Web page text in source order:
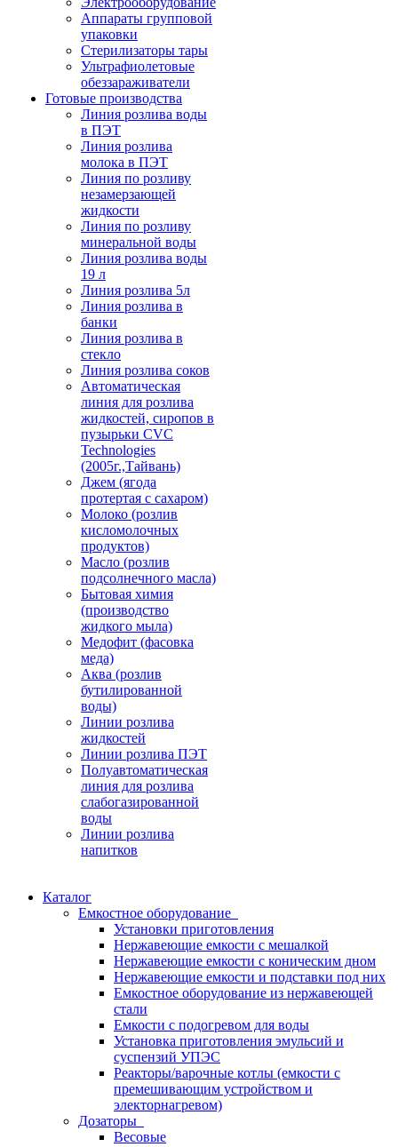
Аппараты групповой
упаковки
Стерилизаторы тары
Ультрафиолетовые
обеззараживатели
Готовые производства
Линия розлива воды
в ПЭТ
Линия розлива
молока в ПЭТ
Линия по розливу
незамерзающей
жидкости
Линия по розливу
минеральной воды
Линия розлива воды
19 л
Линия розлива 5л
Линия розлива в
банки
Линия розлива в
стекло
Линия розлива соков
Автоматическая
линия для розлива
жидкостей, сиропов в
пузырьки CVC
Technologies
(2005г.,Тайвань)
Джем (ягода
протертая с сахаром)
Молоко (розлив
кисломолочных
продуктов)
Масло (розлив
подсолнечного масла)
Бытовая химия
(производство
жидкого мыла)
Медофит (фасовка
меда)
Аква (розлив
бутилированной
воды)
Линии розлива
жидкостей
Линии розлива ПЭТ
Полуавтоматическая
линия для розлива
слабогазированной
воды
Линии розлива
напитков
Каталог
Емкостное оборудование
Установки приготовления
Нержавеющие емкости с мешалкой
Нержавеющие емкости с коническим дном
Нержавеющие емкости и подставки под них
Емкостное оборудование из нержавеющей
стали
Емкости с подогревом для воды
Установка приготовления эмульсий и
суспензий УПЭС
Реакторы/варочные котлы (емкости с
премешивающим устройством и
электорнагревом)
Дозаторы
Весовые